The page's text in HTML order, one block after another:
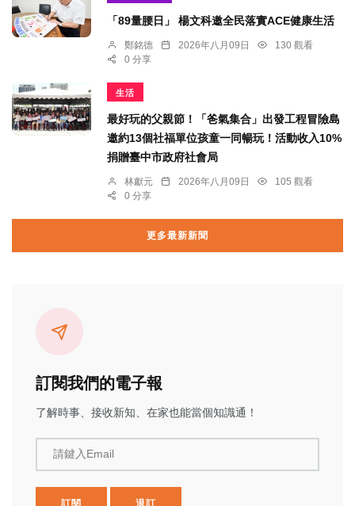
「89量腰日」 楊文科邀全民落實ACE健康生活
鄭銘德 2026年八月09日
130 觀看
0 分享
生活
最好玩的父親節！「爸氣集合」出發工程冒險島
邀約13個社福單位孩童一同暢玩！活動收入10%
捐贈臺中市政府社會局
林獻元 2026年八月09日
105 觀看
0 分享
更多最新新聞
訂閱我們的電子報
了解時事、接收新知、在家也能當個知識通！
請鍵入Email
訂閱 退訂